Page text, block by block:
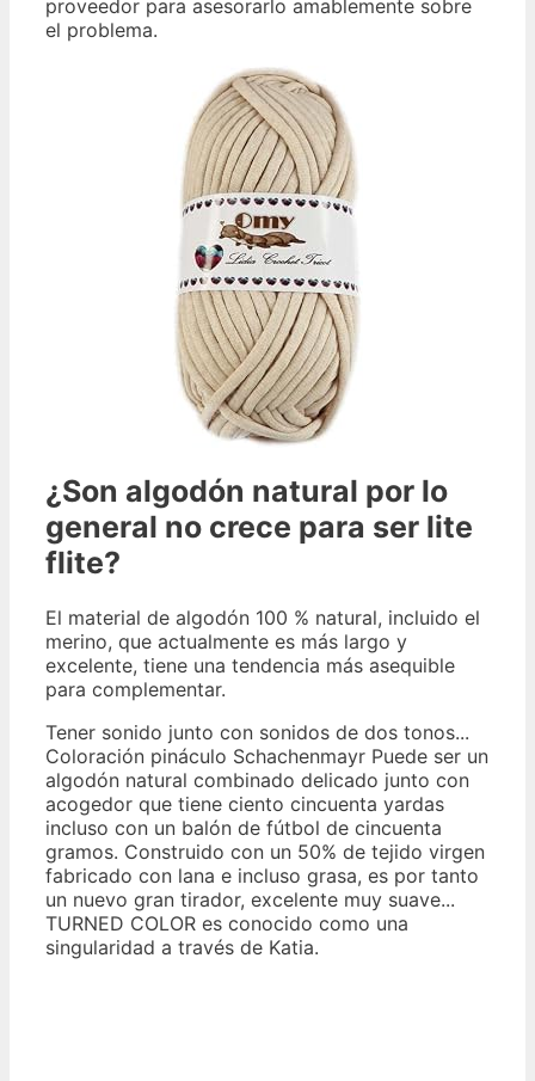
proveedor para asesorarlo amablemente sobre
el problema.
¿Son algodón natural por lo
general no crece para ser lite
flite?
El material de algodón 100 % natural, incluido el
merino, que actualmente es más largo y
excelente, tiene una tendencia más asequible
para complementar.
Tener sonido junto con sonidos de dos tonos...
Coloración pináculo Schachenmayr Puede ser un
algodón natural combinado delicado junto con
acogedor que tiene ciento cincuenta yardas
incluso con un balón de fútbol de cincuenta
gramos. Construido con un 50% de tejido virgen
fabricado con lana e incluso grasa, es por tanto
un nuevo gran tirador, excelente muy suave...
TURNED COLOR es conocido como una
singularidad a través de Katia.